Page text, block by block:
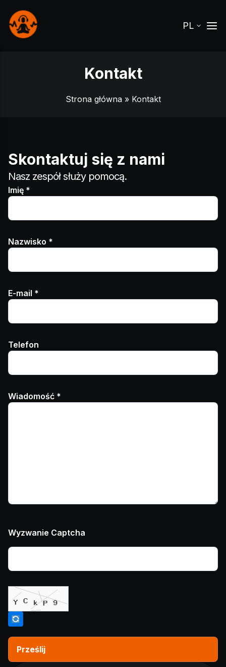
PL
Kontakt
Strona główna » Kontakt
Skontaktuj się z nami
Nasz zespół służy pomocą.
Imię *
Nazwisko *
E-mail *
Telefon
Wiadomość *
Wyzwanie Captcha